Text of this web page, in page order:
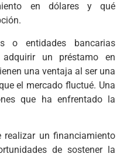
en dólares y qué
o entidades bancarias
un préstamo en
una ventaja al ser una
el mercado fluctué. Una
que ha enfrentado la
realizar un financiamiento
de sostener la